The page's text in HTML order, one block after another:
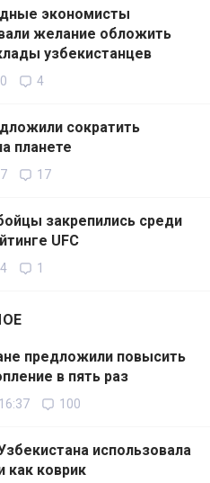
экономисты
желание обложить
узбекистанцев
4
сократить
планете
17
закрепились среди
UFC
1
предложили повысить
в пять раз
100
использовала
как коврик